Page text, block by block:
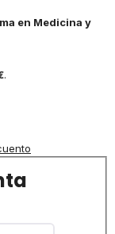
en Medicina y
.